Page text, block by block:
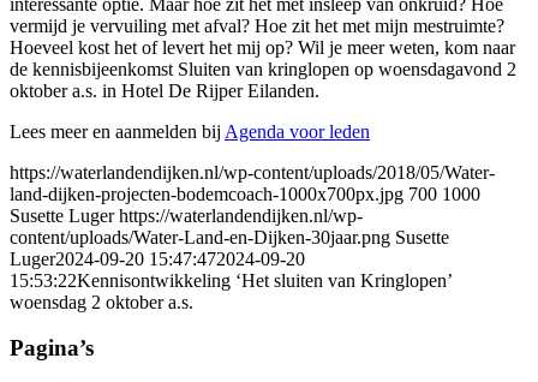
vermijd je vervuiling met afval? Hoe zit het met mijn mestruimte?
Hoeveel kost het of levert het mij op? Wil je meer weten, kom naar
de kennisbijeenkomst Sluiten van kringlopen op woensdagavond 2
oktober a.s. in Hotel De Rijper Eilanden.
Lees meer en aanmelden bij Agenda voor leden
https://waterlandendijken.nl/wp-content/uploads/2018/05/Water-
land-dijken-projecten-bodemcoach-1000x700px.jpg 700 1000
Susette Luger https://waterlandendijken.nl/wp-
content/uploads/Water-Land-en-Dijken-30jaar.png Susette
Luger2024-09-20 15:47:472024-09-20
15:53:22Kennisontwikkeling ‘Het sluiten van Kringlopen’
woensdag 2 oktober a.s.
Pagina’s